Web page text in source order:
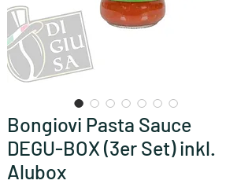
Bongiovi Pasta Sauce
DEGU-BOX (3er Set) inkl.
Alubox